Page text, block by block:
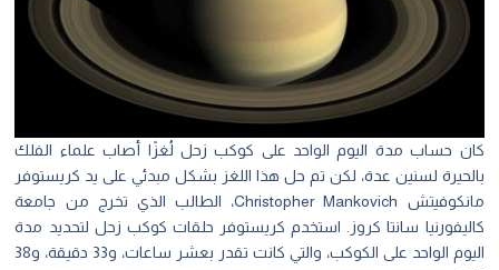
كان حساب مدة اليوم الواحد على كوكب زحل لُغزًا أصاب علماء الفلك
بالحيرة لسنين عدة، لكن تم حل هذا اللغز بشكل مبدئي على يد كريستوفر
مانكوفيتش Christopher Mankovich، الطالب الذي تخرج من جامعة
كاليفورنيا سانتا كروز. استخدم كريستوفر حلقات كوكب زحل لتحديد مدة
اليوم الواحد على الكوكب، والتي كانت تقدر بعشر ساعات، و33 دقيقة، و38